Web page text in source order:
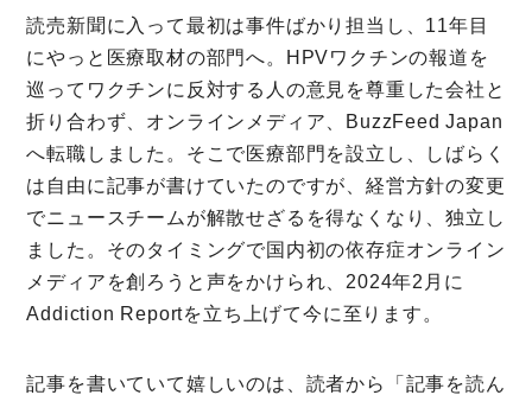
ミモザマガジンとは
My Rules
ミモザなひと
ミモザレポート
ミモマガエッセイ
根ほり花ほり10アンケート
運営会社
利用規約
読売新聞に入って最初は事件ばかり担当し、11年目
にやっと医療取材の部門へ。HPVワクチンの報道を
巡ってワクチンに反対する人の意見を尊重した会社と
折り合わず、オンラインメディア、BuzzFeed Japan
へ転職しました。そこで医療部門を設立し、しばらく
は自由に記事が書けていたのですが、経営方針の変更
でニュースチームが解散せざるを得なくなり、独立し
ました。そのタイミングで国内初の依存症オンライン
メディアを創ろうと声をかけられ、2024年2月に
Addiction Reportを立ち上げて今に至ります。
記事を書いていて嬉しいのは、読者から「記事を読ん